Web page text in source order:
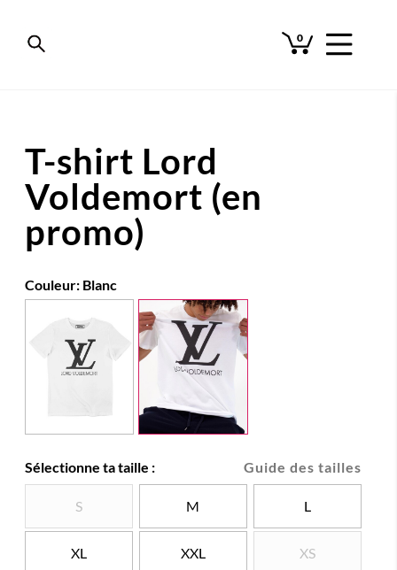
0
T-shirt Lord
Voldemort (en
promo)
Couleur: Blanc
Guide des tailles
Sélectionne ta taille :
S M L
XL XXL XS